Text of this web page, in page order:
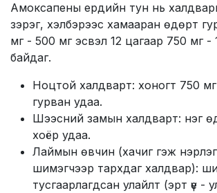
Амоксапены ердийн тун нь
зэрэг, хэлбэрээс хамааран өдөрт
мг - 500 мг эсвэл 12 цагаар 750 мг - 1
байдаг.
Ноцтой халдварт: хоногт 750 мг
гурван удаа.
Шээсний замын халдварт: нэг
хоёр удаа.
Лаймын өвчин (хачиг гэж
шимэгчээр тархдаг халдвар):
тусгаарлагдсан улайлт (эрт үе -